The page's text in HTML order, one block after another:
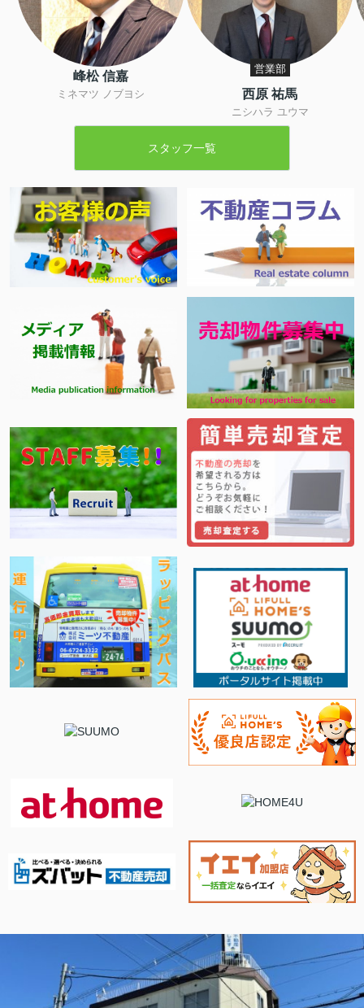
峰松 信嘉
ミネマツ ノブヨシ
営業部
西原 祐馬
ニシハラ ユウマ
スタッフ一覧